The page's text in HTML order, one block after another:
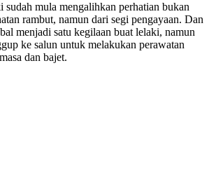
sudah mula mengalihkan perhatian bukan
rambut, namun dari segi pengayaan. Dan
menjadi satu kegilaan buat lelaki, namun
ke salun untuk melakukan perawatan
dan bajet.